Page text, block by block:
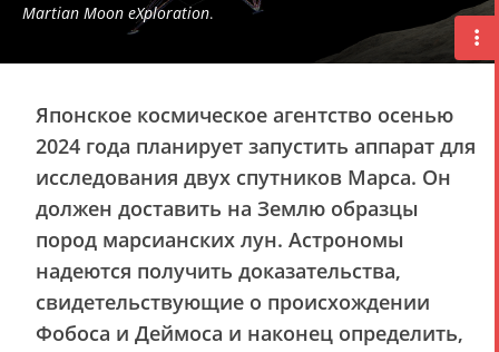
Martian Moon eXploration.
Японское космическое агентство осенью
2024 года планирует запустить аппарат для
исследования двух спутников Марса. Он
должен доставить на Землю образцы
пород марсианских лун. Астрономы
надеются получить доказательства,
свидетельствующие о происхождении
Фобоса и Деймоса и наконец определить,